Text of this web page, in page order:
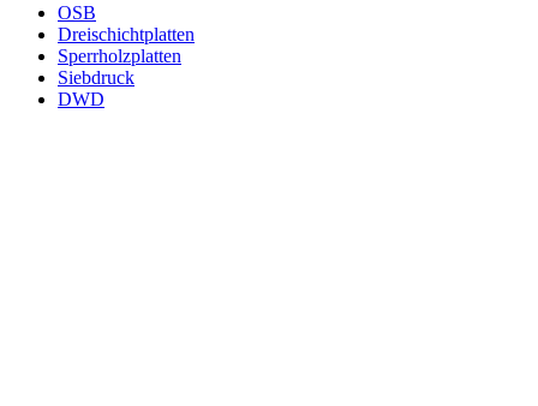
OSB
Dreischichtplatten
Sperrholzplatten
Siebdruck
DWD